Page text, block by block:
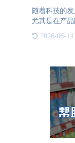
随着科技的
尤其是在产
要工具。与
2026-06-14